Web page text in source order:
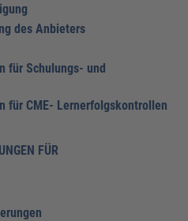
des Anbieters
für Schulungs- und
für CME- Lernerfolgskontrollen
FÜR